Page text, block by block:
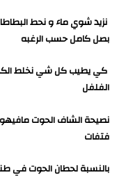
نزيد شوي ماء و نحط
بصل كامل حسب الرغبه
كي يطيب كل شي نخلط
الفلفل
نصيحة الشاف الحوت
فتفات
بالنسبة لحطان الحوت في